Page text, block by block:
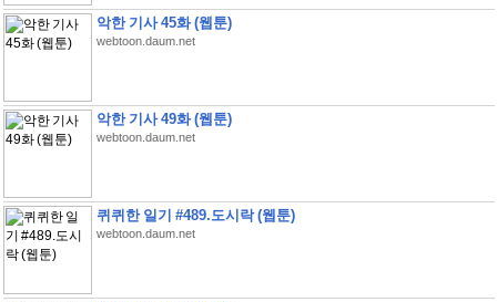
악한 기사 45화 (웹툰)
webtoon.daum.net
악한 기사 49화 (웹툰)
webtoon.daum.net
퀴퀴한 일기 #489.도시락 (웹툰)
webtoon.daum.net